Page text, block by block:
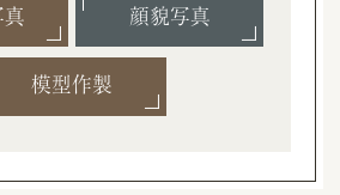
顔貌写真
模型作製